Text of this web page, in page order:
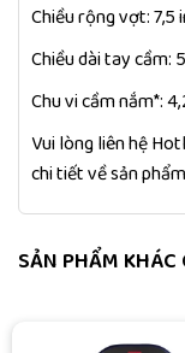
Chiều rộng vợt: 7,5
Chiều dài tay cầm:
Chu vi cầm nắm*:
Vui lòng liên hệ
chi tiết về sản
SẢN PHẨM